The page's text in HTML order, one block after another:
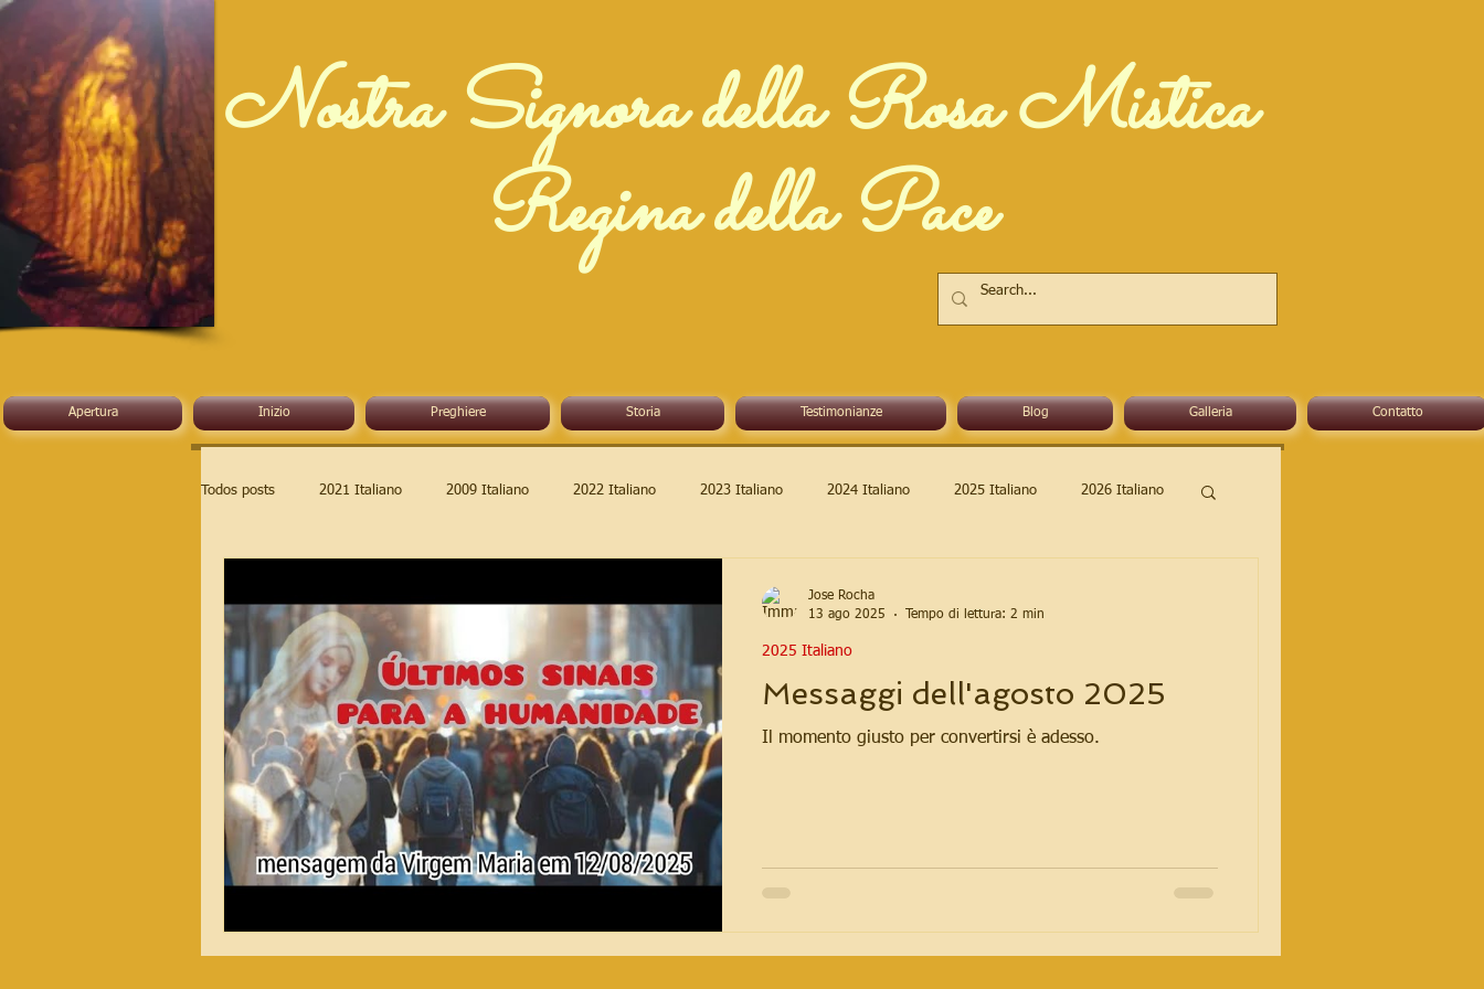
Nostra Signora della Rosa Mistica
Regina della Pace
Apertura Inizio Preghiere Storia Testimonianze Blog Galleria Contatto
Todos posts 2021 Italiano 2009 Italiano 2022 Italiano 2023 Italiano 2024 Italiano 2025 Italiano 2026 Italiano
Messaggi dell'agosto 2025
Il momento giusto per convertirsi è adesso.
2025 Italiano
Jose Rocha
13 ago 2025
Tempo di lettura: 2 min